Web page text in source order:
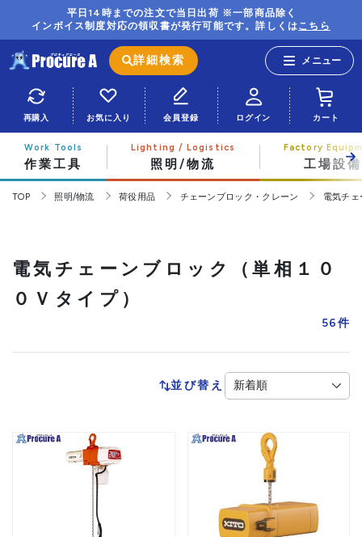
平日14時までの注文で当日出荷 ※一部商品除く
インボイス制度対応の領収書が発行可能です。詳しくはこちら
詳細検索
再購入 お気に入り 会員登録 ログイン カート
作業工具 照明/物流 工場設備
TOP 照明/物流 荷役用品 チェーンブロック・クレーン 電気チ
電気チェーンブロック（単相１０
０Ｖタイプ）
56件
並び替え